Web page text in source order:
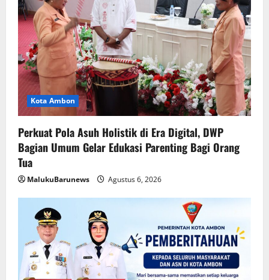
Kota Ambon
Perkuat Pola Asuh Holistik di Era Digital, DWP
Bagian Umum Gelar Edukasi Parenting Bagi Orang
Tua
MalukuBarunews Agustus 6, 2026